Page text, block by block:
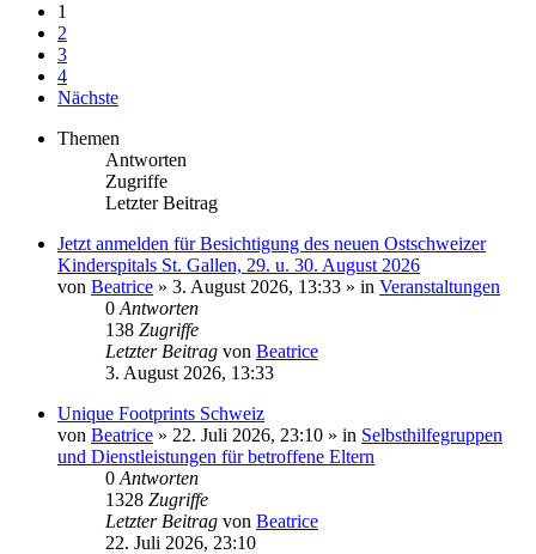
1
2
3
4
Nächste
Themen
Antworten
Zugriffe
Letzter Beitrag
Jetzt anmelden für Besichtigung des neuen Ostschweizer
Kinderspitals St. Gallen, 29. u. 30. August 2026
von Beatrice » 3. August 2026, 13:33 » in Veranstaltungen
0 Antworten
138 Zugriffe
Letzter Beitrag von Beatrice
3. August 2026, 13:33
Unique Footprints Schweiz
von Beatrice » 22. Juli 2026, 23:10 » in Selbsthilfegruppen
und Dienstleistungen für betroffene Eltern
0 Antworten
1328 Zugriffe
Letzter Beitrag von Beatrice
22. Juli 2026, 23:10